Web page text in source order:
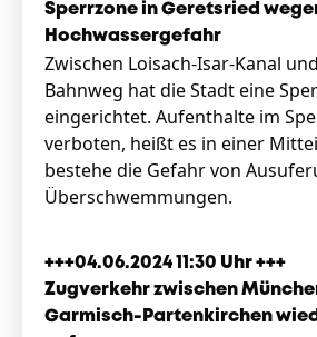
Sperrzone in Geretsried
Hochwassergefahr
Zwischen Loisach-Isar-Kanal
Bahnweg hat die Stadt eine
eingerichtet. Aufenthalte im
verboten, heißt es in einer
bestehe die Gefahr von
Überschwemmungen.
+++04.06.2024 11:30 Uhr +++
Zugverkehr zwischen
Garmisch-Partenkirchen